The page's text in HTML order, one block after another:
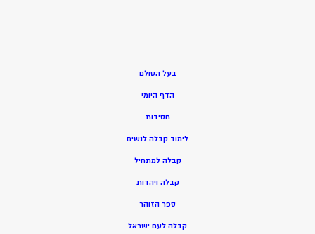
בעל הסולם
הדף היומי
חסידות
לימוד קבלה לנשים
קבלה למתחיל
קבלה ויהדות
ספר הזוהר
קבלה לעם ישראל